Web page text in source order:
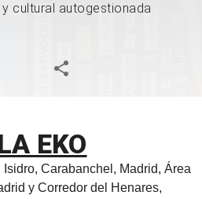
cultural autogestionada
EKO
Carabanchel, Madrid, Área
y Corredor del Henares,